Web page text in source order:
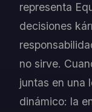
representa
decisiones
no sirve.
juntas en una
dinámico: la